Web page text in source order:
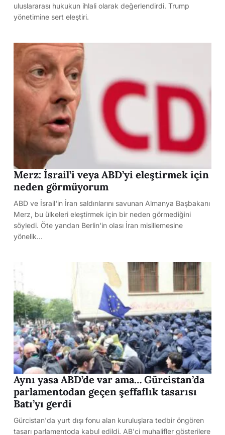
uluslararası hukukun ihlali olarak değerlendirdi. Trump
yönetimine sert eleştiri.
Merz: İsrail’i veya ABD’yi eleştirmek için
neden görmüyorum
ABD ve İsrail'in İran saldırılarını savunan Almanya Başbakanı
Merz, bu ülkeleri eleştirmek için bir neden görmediğini
söyledi. Öte yandan Berlin'in olası İran misillemesine
yönelik…
Aynı yasa ABD’de var ama… Gürcistan’da
parlamentodan geçen şeffaflık tasarısı
Batı’yı gerdi
Gürcistan'da yurt dışı fonu alan kuruluşlara tedbir öngören
tasarı parlamentoda kabul edildi. AB'ci muhalifler gösterilere